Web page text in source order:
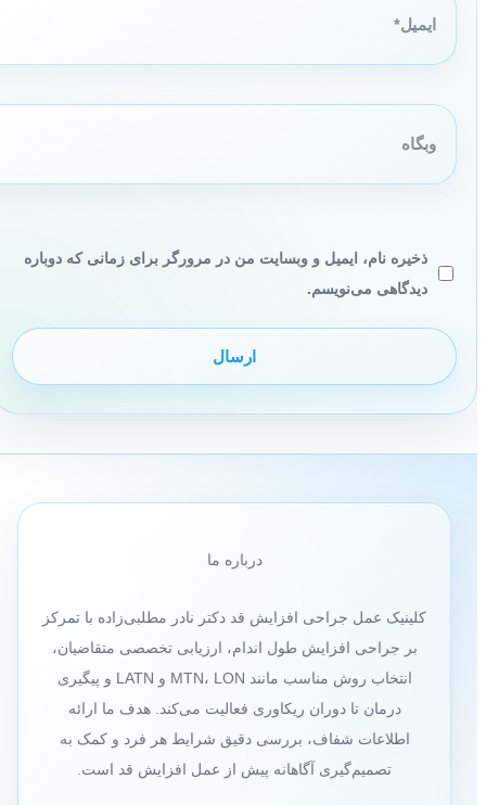
وبگاه
ذخیره نام، ایمیل و وبسایت من در مرورگر برای زمانی که دوباره
دیدگاهی می‌نویسم.
درباره ما
کلینیک عمل جراحی افزایش قد دکتر نادر مطلبی‌زاده با تمرکز
بر جراحی افزایش طول اندام، ارزیابی تخصصی متقاضیان،
انتخاب روش مناسب مانند MTN، LON و LATN و پیگیری
درمان تا دوران ریکاوری فعالیت می‌کند. هدف ما ارائه
اطلاعات شفاف، بررسی دقیق شرایط هر فرد و کمک به
تصمیم‌گیری آگاهانه پیش از عمل افزایش قد است.